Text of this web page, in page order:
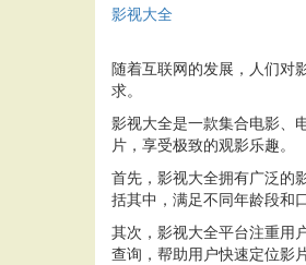
影视大全
随着互联网的发展，人们对
求。
影视大全是一款集合电影、
片，享受极致的观影乐趣。
首先，影视大全拥有广泛的
括其中，满足不同年龄段和
其次，影视大全平台注重用
查询，帮助用户快速定位影片